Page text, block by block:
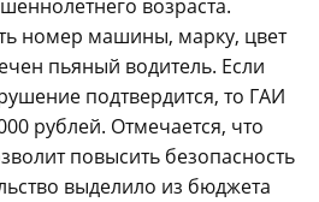
возраста.
номер машины, марку, цвет
пьяный водитель. Если
подтвердится, то ГАИ
рублей. Отмечается, что
повысить безопасность
выделило из бюджета